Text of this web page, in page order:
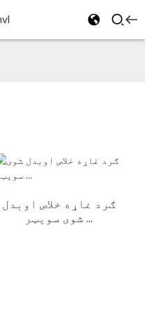
ګرد غاړه خلاص اوبدل
شوی سویټر ...